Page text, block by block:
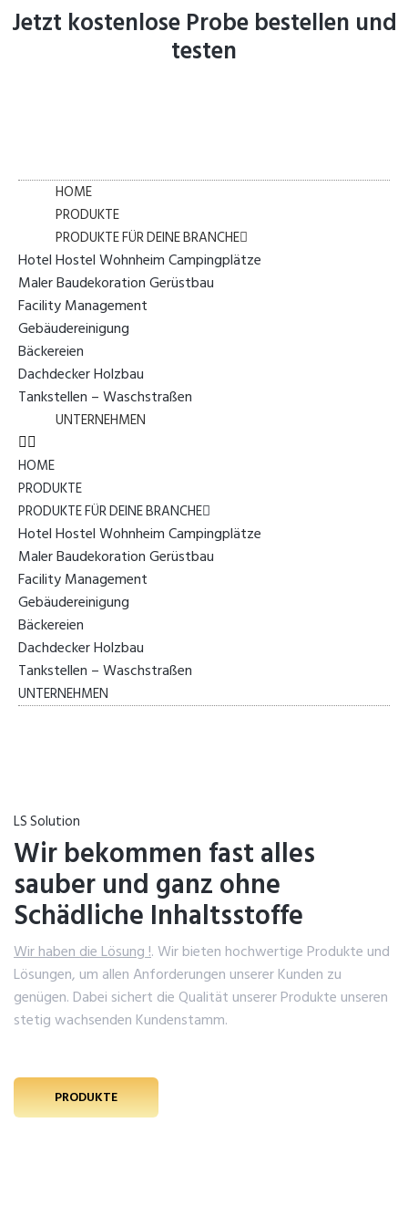
Jetzt kostenlose Probe bestellen und
testen
HOME
PRODUKTE
PRODUKTE FÜR DEINE BRANCHE
Hotel Hostel Wohnheim Campingplätze
Maler Baudekoration Gerüstbau
Facility Management
Gebäudereinigung
Bäckereien
Dachdecker Holzbau
Tankstellen – Waschstraßen
UNTERNEHMEN
HOME
PRODUKTE
PRODUKTE FÜR DEINE BRANCHE
Hotel Hostel Wohnheim Campingplätze
Maler Baudekoration Gerüstbau
Facility Management
Gebäudereinigung
Bäckereien
Dachdecker Holzbau
Tankstellen – Waschstraßen
UNTERNEHMEN
LS Solution
Wir bekommen fast alles
sauber und ganz ohne
Schädliche Inhaltsstoffe
Wir haben die Lösung !. Wir bieten hochwertige Produkte und
Lösungen, um allen Anforderungen unserer Kunden zu
genügen. Dabei sichert die Qualität unserer Produkte unseren
stetig wachsenden Kundenstamm.
PRODUKTE